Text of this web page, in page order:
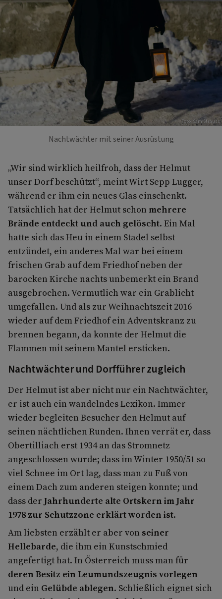
Foto: Sam Strauss
Nachtwächter mit seiner Ausrüstung
„Wir sind wirklich heilfroh, dass der Helmut
unser Dorf beschützt“, meint Wirt Sepp Lugger,
während er ihm ein neues Glas einschenkt.
Tatsächlich hat der Helmut schon mehrere
Brände entdeckt und auch gelöscht. Ein Mal
hatte sich das Heu in einem Stadel selbst
entzündet, ein anderes Mal war bei einem
frischen Grab auf dem Friedhof neben der
barocken Kirche nachts unbemerkt ein Brand
ausgebrochen. Vermutlich war ein Grablicht
umgefallen. Und als zur Weihnachtszeit 2016
wieder auf dem Friedhof ein Adventskranz zu
brennen begann, da konnte der Helmut die
Flammen mit seinem Mantel ersticken.
Nachtwächter und Dorfführer zugleich
Der Helmut ist aber nicht nur ein Nachtwächter,
er ist auch ein wandelndes Lexikon. Immer
wieder begleiten Besucher den Helmut auf
seinen nächtlichen Runden. Ihnen verrät er, dass
Obertilliach erst 1934 an das Stromnetz
angeschlossen wurde; dass im Winter 1950/51 so
viel Schnee im Ort lag, dass man zu Fuß von
einem Dach zum anderen steigen konnte; und
dass der Jahrhunderte alte Ortskern im Jahr
1978 zur Schutzzone erklärt worden ist.
Am liebsten erzählt er aber von seiner
Hellebarde, die ihm ein Kunstschmied
angefertigt hat. In Österreich muss man für
deren Besitz ein Leumundszeugnis vorlegen
und ein Gelübde ablegen. Schließlich eignet sich